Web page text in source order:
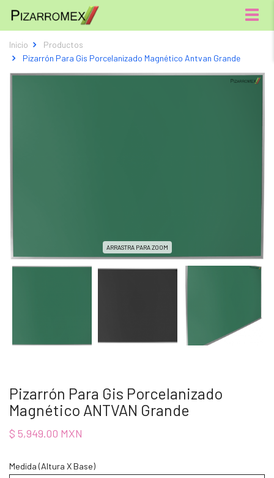
Menú
Inicio
Productos
Pizarrón Para Gis Porcelanizado Magnético Antvan Grande
ARRASTRA PARA ZOOM
Pizarrón Para Gis Porcelanizado
Magnético ANTVAN Grande
$ 5,949.00 MXN
Medida (Altura X Base)